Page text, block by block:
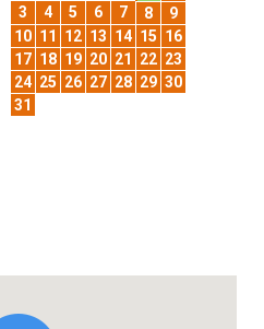
3
4 5 6 7 8
9
10 11 12 13 14 15 16
17 18 19 20 21 22 23
24 25 26 27 28 29 30
31